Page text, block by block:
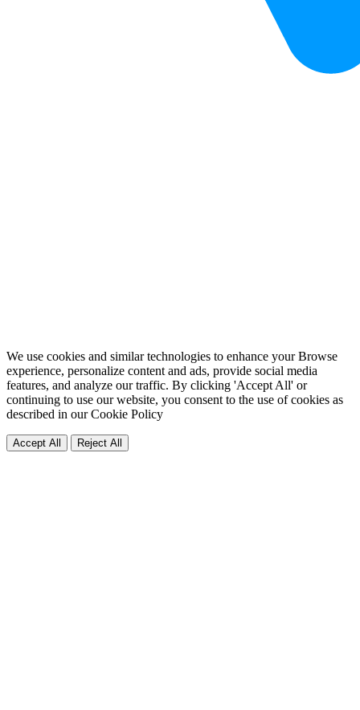
We use cookies and similar technologies to enhance your Browse
experience, personalize content and ads, provide social media
features, and analyze our traffic. By clicking 'Accept All' or
continuing to use our website, you consent to the use of cookies as
described in ourCookie Policy
Accept All Reject All